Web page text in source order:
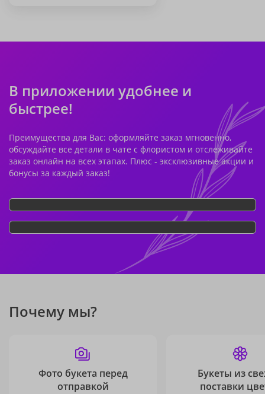
В приложении удобнее и
быстрее!
Преимущества для Вас: оформляйте заказ мгновенно,
обсуждайте все детали в чате с флористом и отслеживайте
заказ онлайн на всех этапах. Плюс - эксклюзивные акции и
бонусы за каждый заказ!
Почему мы?
Фото букета перед
отправкой
Букеты из
поставки